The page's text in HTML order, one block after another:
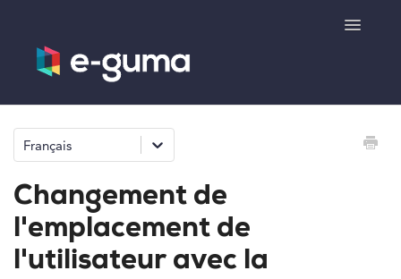
Toggle
Généralités
Système de billetterie
Boutique de produits
Français
Changement de
l'emplacement de
l'utilisateur avec la